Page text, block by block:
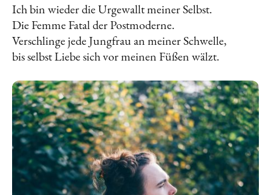
Ich bin wieder die Urgewallt meiner Selbst.
Die Femme Fatal der Postmoderne.
Verschlinge jede Jungfrau an meiner Schwelle,
bis selbst Liebe sich vor meinen Füßen wälzt.